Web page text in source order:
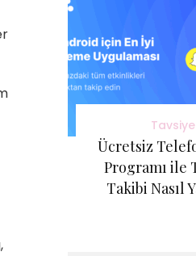
Tavsiye
Ücretsiz
Programı ile
Takibi Nasıl